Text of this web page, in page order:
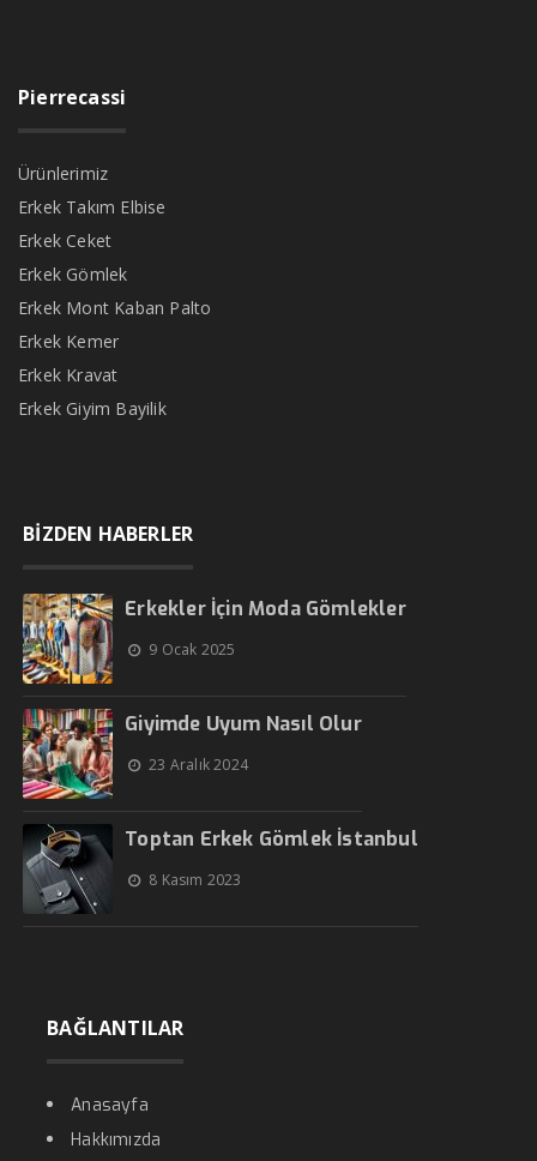
Pierrecassi
Ürünlerimiz
Erkek Takım Elbise
Erkek Ceket
Erkek Gömlek
Erkek Mont Kaban Palto
Erkek Kemer
Erkek Kravat
Erkek Giyim Bayilik
BİZDEN HABERLER
Erkekler İçin Moda Gömlekler
9 Ocak 2025
Giyimde Uyum Nasıl Olur
23 Aralık 2024
Toptan Erkek Gömlek İstanbul
8 Kasım 2023
BAĞLANTILAR
Anasayfa
Hakkımızda